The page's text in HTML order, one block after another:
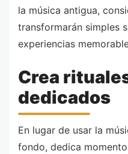
la música antigua,
transformarán simples
experiencias
Crea
dedicados
En lugar de usar la
fondo, dedica